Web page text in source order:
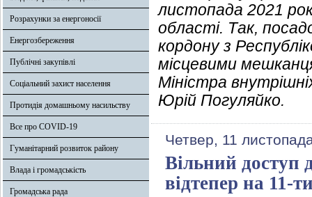
Розрахунки за енергоносії
Енергозбереження
Публічні закупівлі
Соціальний захист населення
Протидія домашньому насильству
Все про COVID-19
Гуманітарний розвиток району
Влада і громадськість
Громадська рада
листопада 2021
області. Так,
кордону з
місцевими
Міністра
Юрій Погуляйко.
Четвер, 11
Вільний доступ
відтепер на 11-